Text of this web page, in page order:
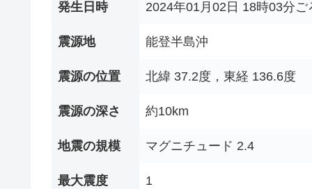
発生日時 2024年01月02日 18時03分ご
震源地 能登半島沖
震源の位置 北緯 37.2度，東経 136.6度
震源の深さ 約10km
地震の規模 マグニチュード 2.4
最大震度 1